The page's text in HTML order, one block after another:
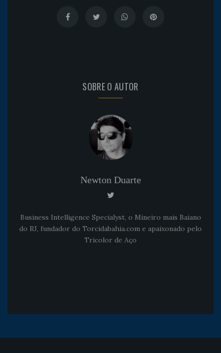
SOBRE O AUTOR
Newton Duarte
Business Intelligence Specialyst, o Mineiro mais Baiano
do RJ, fundador do Torcidabahia.com e apaixonado pelo
Tricolor de Aço